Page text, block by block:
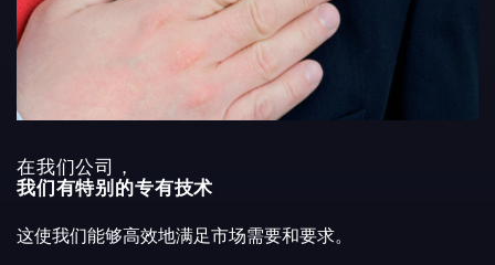
在我们公司，
我们有特别的专有技术
这使我们能够高效地满足市场需要和要求。